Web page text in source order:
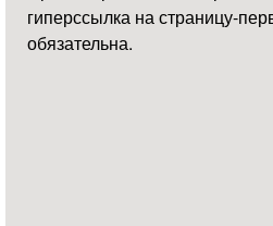
гиперссылка на страницу-
обязательна.